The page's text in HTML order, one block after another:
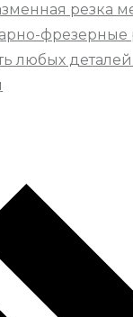
резка
фрезерные
любых